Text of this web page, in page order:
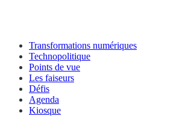
Transformations numériques
Technopolitique
Points de vue
Les faiseurs
Défis
Agenda
Kiosque